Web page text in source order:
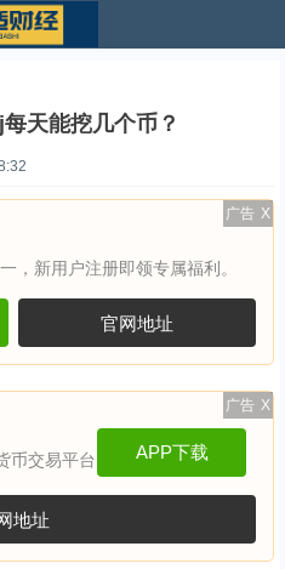
天能挖几个币？
广告 X
，新用户注册即领专属福利。
官网地址
广告 X
币交易平台 APP下载
地址